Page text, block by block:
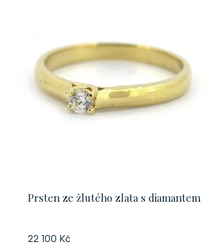
Prsten ze žlutého zlata s diamantem
22 100 Kč